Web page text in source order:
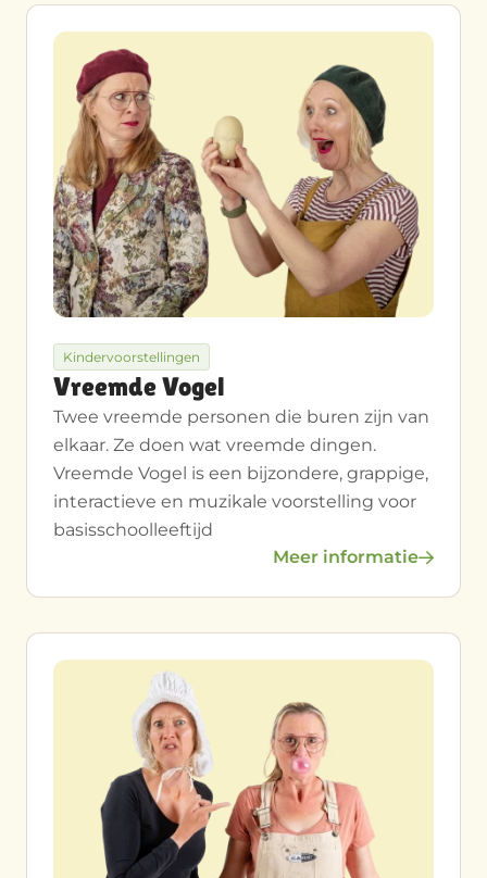
Kindervoorstellingen
Vreemde Vogel
Twee vreemde personen die buren zijn van
elkaar. Ze doen wat vreemde dingen.
Vreemde Vogel is een bijzondere, grappige,
interactieve en muzikale voorstelling voor
basisschoolleeftijd
Meer informatie